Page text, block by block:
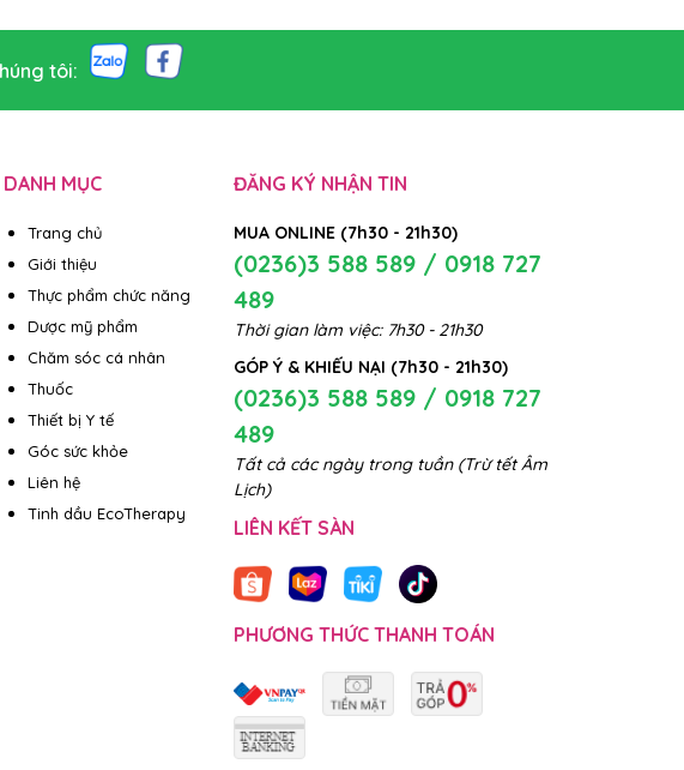
tôi:
DANH MỤC
Trang chủ
Giới thiệu
Thực phẩm chức năng
Dược mỹ phẩm
Chăm sóc cá nhân
Thuốc
Thiết bị Y tế
Góc sức khỏe
Liên hệ
Tinh dầu EcoTherapy
ĐĂNG KÝ NHẬN TIN
MUA ONLINE (7h30 - 21h30)
(0236)3 588 589 / 0918 727
489
Thời gian làm việc: 7h30 - 21h30
GÓP Ý & KHIẾU NẠI (7h30 - 21h30)
(0236)3 588 589 / 0918 727
489
Tất cả các ngày trong tuần (Trừ tết Âm
Lịch)
LIÊN KẾT SÀN
PHƯƠNG THỨC THANH TOÁN